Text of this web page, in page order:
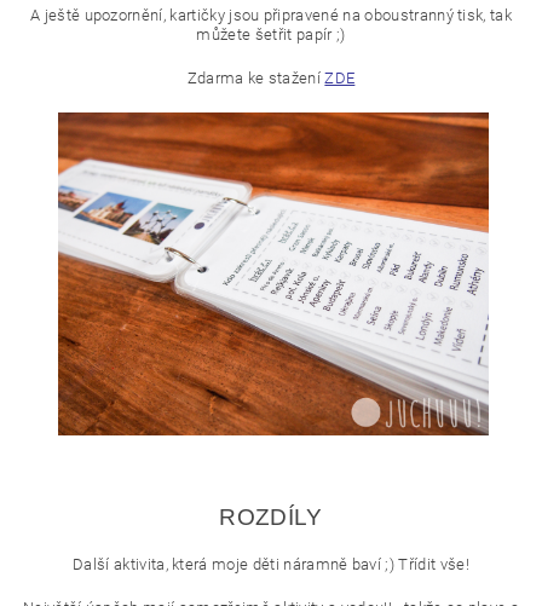
A ještě upozornění, kartičky jsou připravené na oboustranný tisk, tak
můžete šetřit papír ;)
Zdarma ke staženíZDE
ROZDÍLY
Další aktivita, která moje děti náramně baví ;) Třídit vše!